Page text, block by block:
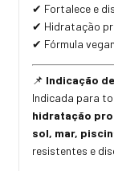
✔ Fortalece e
✔ Hidratação
✔ Fórmula
📌 Indicação
Indicada para
hidratação
sol, mar,
resistentes e